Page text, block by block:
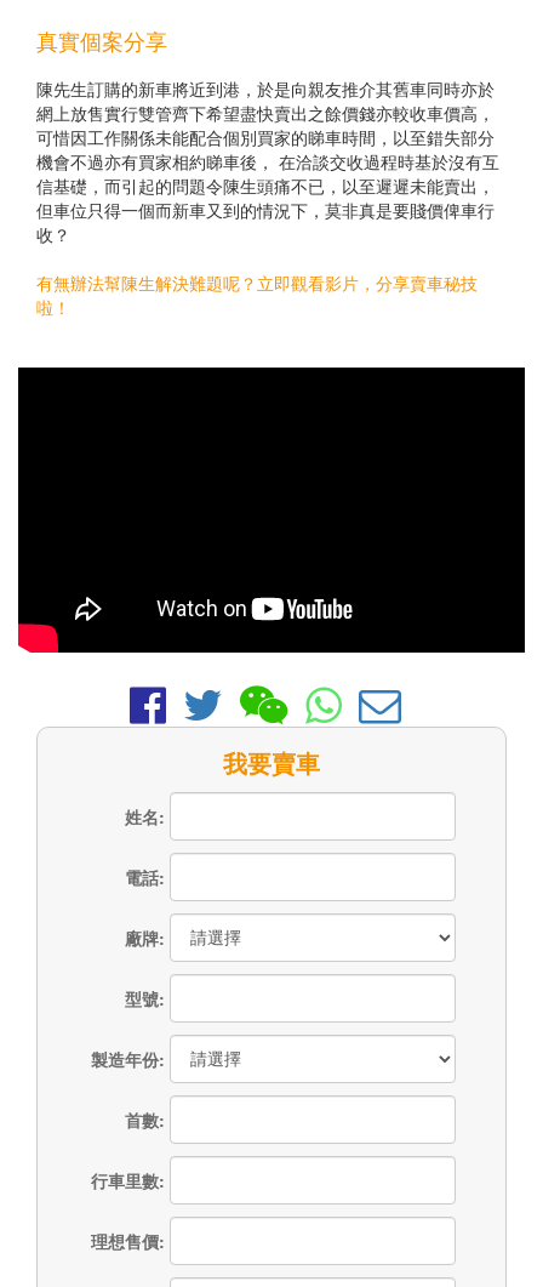
真實個案分享
陳先生訂購的新車將近到港，於是向親友推介其舊車同時亦於
網上放售實行雙管齊下希望盡快賣出之餘價錢亦較收車價高，
可惜因工作關係未能配合個別買家的睇車時間，以至錯失部分
機會不過亦有買家相約睇車後， 在洽談交收過程時基於沒有互
信基礎，而引起的問題令陳生頭痛不已，以至遲遲未能賣出，
但車位只得一個而新車又到的情況下，莫非真是要賤價俾車行
收？
有無辦法幫陳生解決難題呢？立即觀看影片，分享賣車秘技
啦！
我要賣車
姓名:
電話:
廠牌:
型號:
製造年份:
首數:
行車里數:
理想售價: